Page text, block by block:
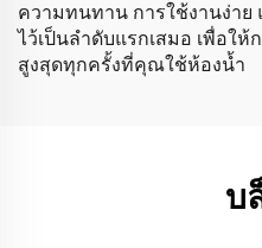
ความทนทาน การใช้งานง่า
ไว้เป็นลำดับแรกเสมอ เพื่อใ
สูงสุดทุกครั้งที่คุณใช้ห้องน้ำ
บ